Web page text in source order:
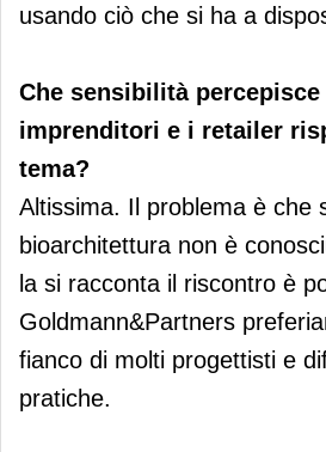
usando ciò che si ha a
Che sensibilità
imprenditori e i retailer
tema?
Altissima. Il problema è che
bioarchitettura non è
la si racconta il riscontro è
Goldmann&Partners
fianco di molti progettisti e
pratiche.